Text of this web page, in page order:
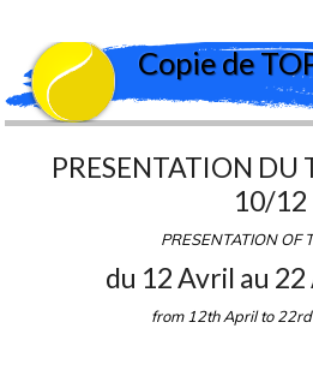
Copie de
PRESENTATION DU
10/12
PRESENTATION OF
du 12 Avril au
from 12th April to